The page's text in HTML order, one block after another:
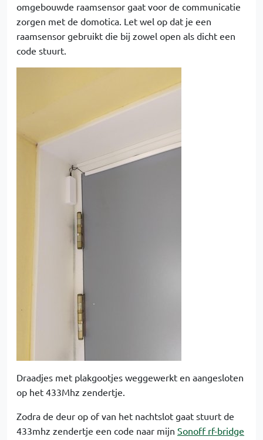
omgebouwde raamsensor gaat voor de communicatie
zorgen met de domotica. Let wel op dat je een
raamsensor gebruikt die bij zowel open als dicht een
code stuurt.
Draadjes met plakgootjes weggewerkt en aangesloten
op het 433Mhz zendertje.
Zodra de deur op of van het nachtslot gaat stuurt de
433mhz zendertje een code naar mijn Sonoff rf-bridge